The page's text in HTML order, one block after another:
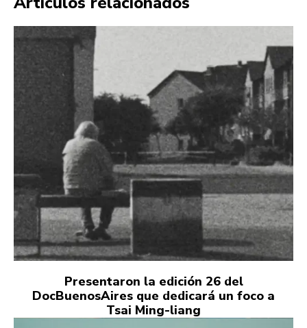
Presentaron la edición 26 del
DocBuenosAires que dedicará un foco a
Tsai Ming-liang